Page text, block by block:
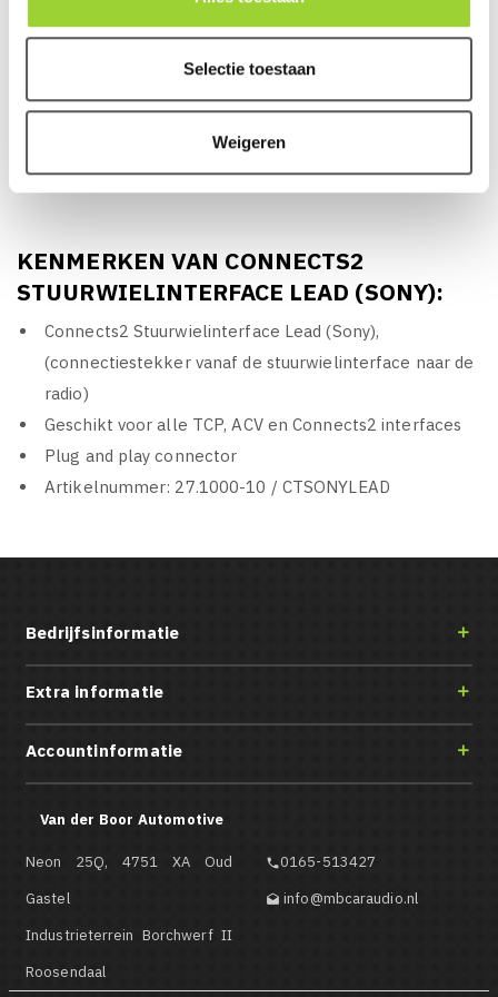
Selectie toestaan
Weigeren
telematicatechnologie, Connects2 kan een complete en
veelzijdige oplossing bieden die specifiek is afgestemd op
het voertuig. Connects2 staat voor kwaliteit, Brits
ontwikkelingscentrum en productiefaciliteit, Wereldwijde
verkoop- en marketingteam en distributie en een
KENMERKEN VAN CONNECTS2
STUURWIELINTERFACE LEAD (SONY):
Connects2 Stuurwielinterface Lead (Sony),
(connectiestekker vanaf de stuurwielinterface naar de
radio)
Geschikt voor alle TCP, ACV en Connects2 interfaces
Plug and play connector
Artikelnummer: 27.1000-10 / CTSONYLEAD
Bedrijfsinformatie 
Extra informatie 
Accountinformatie 
Van der Boor Automotive
Neon 25Q, 4751 XA Oud
Gastel
Industrieterrein Borchwerf II
Roosendaal
0165-513427
 info@mbcaraudio.nl